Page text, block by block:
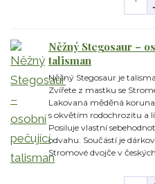
Něžný Stegosaur –
talisman
Něžný Stegosaur je
Zvířete z mastku se
Lakovaná měděná
s okvětím rodochrozitu a
Posiluje vlastní
odvahu. Součástí je
Stromové dvojče v českých